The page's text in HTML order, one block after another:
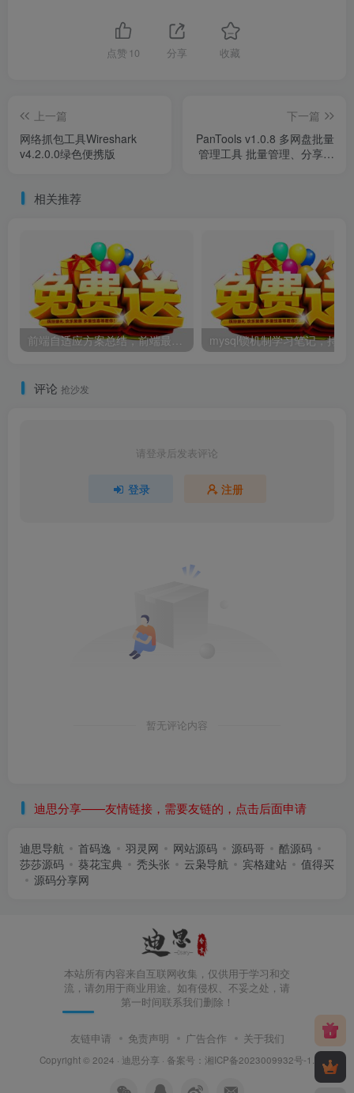
点赞 10 分享 收藏
上一篇
网络抓包工具Wireshark
v4.2.0.0绿色便携版
下一篇
PanTools v1.0.8 多网盘批量
管理工具 批量管理、分享、
相关推荐
评论 抢沙发
请登录后发表评论
登录 注册
暂无评论内容
迪思分享——友情链接，需要友链的，点击后面申请
迪思导航 首码逸 羽灵网 网站源码 源码哥
酷源码
莎莎源码
葵花宝典 秃头张 云枭导航 宾格建站
值得买
源码分享网
本站所有内容来自互联网收集，仅供用于学习和交
流，请勿用于商业用途。如有侵权、不妥之处，请
第一时间联系我们删除！
友链申请 免责声明 广告合作 关于我们
Copyright © 2024 · 迪思分享 · 备案号： 湘ICP备2023009932号-1